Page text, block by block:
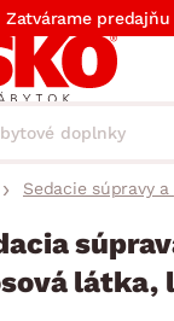
Zatvárame
Sedacie súpravy a
látka,